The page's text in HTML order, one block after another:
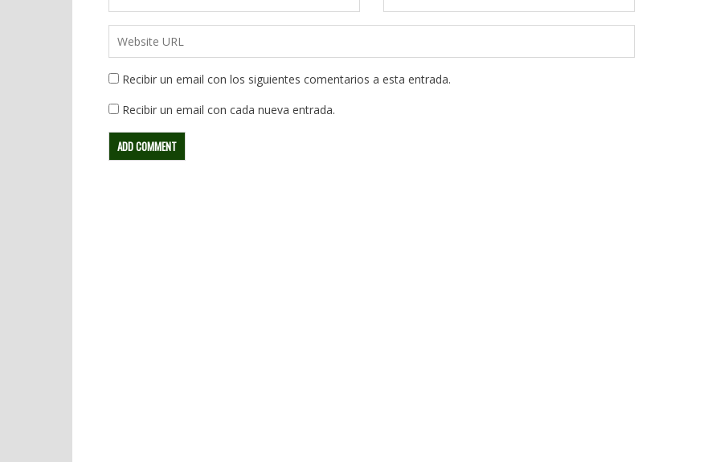
Recibir un email con los siguientes comentarios a esta entrada.
Recibir un email con cada nueva entrada.